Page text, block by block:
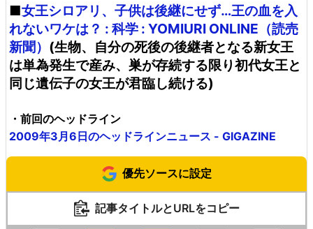
■女王シロアリ、子供は後継にせず…王の血を入
れないワケは？ : 科学 : YOMIURI ONLINE（読売
新聞） (生物、自分の死後の後継者となる新女王
は単為発生で産み、巣が存続する限り初代女王と
同じ遺伝子の女王が君臨し続ける)
・前回のヘッドライン
2009年3月6日のヘッドラインニュース - GIGAZINE
優先ソースに設定
記事タイトルとURLをコピー